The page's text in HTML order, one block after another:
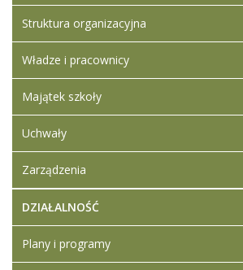
Artykuł został
zmieniony.
Usunięte
załączniki
Kwestionariusz
osobowy
Dodane
załączniki
Kwestionariusz
osobowy
czerwiec
11:13
Struktura organizacyjna
Władze i pracownicy
Majątek szkoły
Uchwały
Zarządzenia
DZIAŁALNOŚĆ
Plany i programy